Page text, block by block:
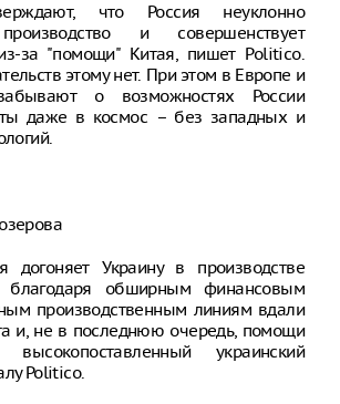
что Россия неуклонно
и совершенствует
за "помощи" Китая, пишет Politico.
этому нет. При этом в Европе и
о возможностях России
даже в космос – без западных и
догоняет Украину в производстве
благодаря обширным финансовым
производственным линиям вдали
и, не в последнюю очередь, помощи
украинский
Politico.